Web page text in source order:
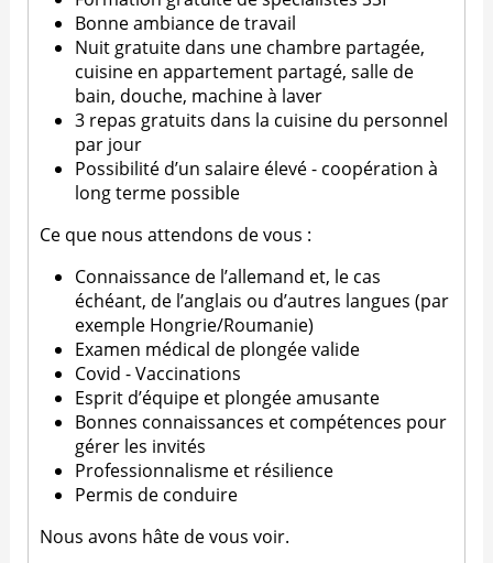
Bonne ambiance de travail
Nuit gratuite dans une chambre partagée,
cuisine en appartement partagé, salle de
bain, douche, machine à laver
3 repas gratuits dans la cuisine du personnel
par jour
Possibilité d’un salaire élevé - coopération à
long terme possible
Ce que nous attendons de vous :
Connaissance de l’allemand et, le cas
échéant, de l’anglais ou d’autres langues (par
exemple Hongrie/Roumanie)
Examen médical de plongée valide
Covid - Vaccinations
Esprit d’équipe et plongée amusante
Bonnes connaissances et compétences pour
gérer les invités
Professionnalisme et résilience
Permis de conduire
Nous avons hâte de vous voir.